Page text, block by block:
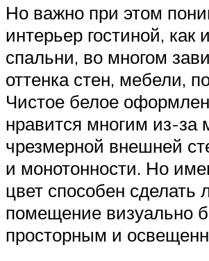
Но важно при этом
интерьер гостиной, как
спальни, во многом
оттенка стен, мебели,
Чистое белое
нравится многим из-за
чрезмерной внешней
и монотонности. Но
цвет способен сделать
помещение визуально
просторным и